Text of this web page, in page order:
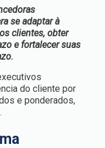
se adaptar à
clientes, obter
e fortalecer suas
do cliente por
e ponderados,